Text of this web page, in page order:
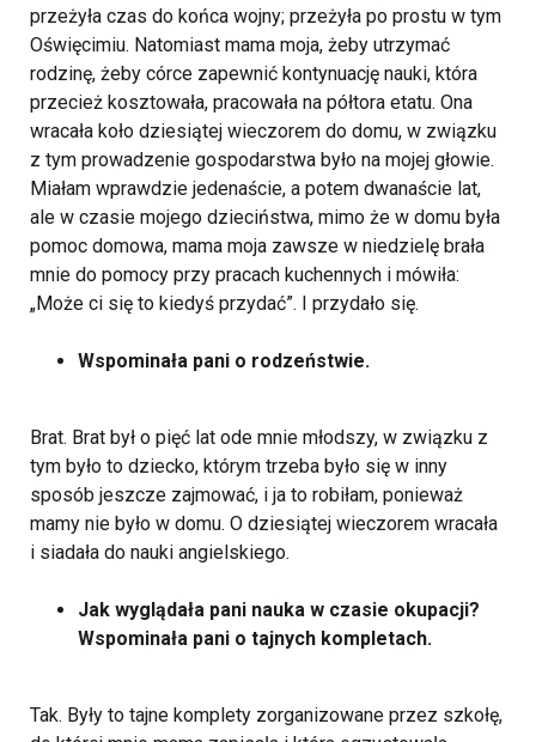
przeżyła czas do końca wojny; przeżyła po prostu w tym
Oświęcimiu. Natomiast mama moja, żeby utrzymać
rodzinę, żeby córce zapewnić kontynuację nauki, która
przecież kosztowała, pracowała na półtora etatu. Ona
wracała koło dziesiątej wieczorem do domu, w związku
z tym prowadzenie gospodarstwa było na mojej głowie.
Miałam wprawdzie jedenaście, a potem dwanaście lat,
ale w czasie mojego dzieciństwa, mimo że w domu była
pomoc domowa, mama moja zawsze w niedzielę brała
mnie do pomocy przy pracach kuchennych i mówiła:
„Może ci się to kiedyś przydać”. I przydało się.
Wspominała pani o rodzeństwie.
Brat. Brat był o pięć lat ode mnie młodszy, w związku z
tym było to dziecko, którym trzeba było się w inny
sposób jeszcze zajmować, i ja to robiłam, ponieważ
mamy nie było w domu. O dziesiątej wieczorem wracała
i siadała do nauki angielskiego.
Jak wyglądała pani nauka w czasie okupacji?
Wspominała pani o tajnych kompletach.
Tak. Były to tajne komplety zorganizowane przez szkołę,